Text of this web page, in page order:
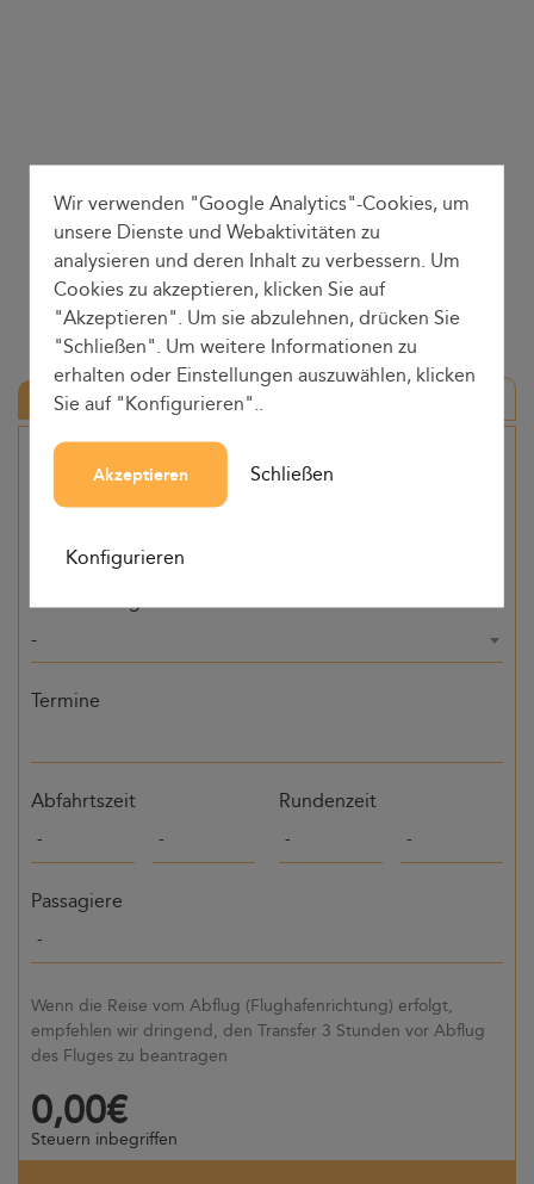
Hin-und Rückfahrt
Herkunft
-
Termine
Abfahrtszeit Rundenzeit
Passagiere
Wenn die Reise vom Abflug (Flughafenrichtung) erfolgt,
empfehlen wir dringend, den Transfer 3 Stunden vor Abflug
des Fluges zu beantragen
0,00€
Steuern inbegriffen
Wir verwenden "Google Analytics"-Cookies, um
unsere Dienste und Webaktivitäten zu
analysieren und deren Inhalt zu verbessern. Um
Cookies zu akzeptieren, klicken Sie auf
"Akzeptieren". Um sie abzulehnen, drücken Sie
"Schließen". Um weitere Informationen zu
erhalten oder Einstellungen auszuwählen, klicken
Sie auf "Konfigurieren"..
Akzeptieren Schließen
Konfigurieren